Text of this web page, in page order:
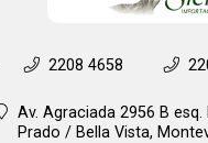
2208 4658
Av. Agraciada 2956 B esq.
Prado / Bella Vista,